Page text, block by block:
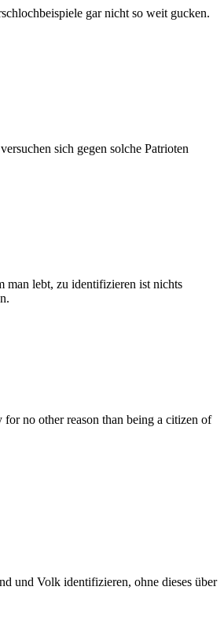
gar nicht so weit gucken.
sich gegen solche Patrioten
man lebt, zu identifizieren ist nichts
no other reason than being a citizen of
und Volk identifizieren, ohne dieses über